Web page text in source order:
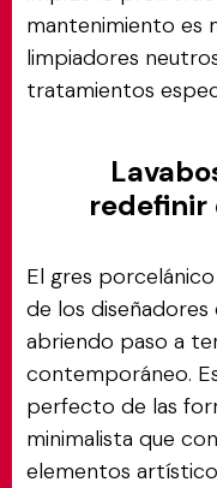
mantenimiento es
limpiadores
tratamientos
redefinir
El gres
de los
abriendo paso a
contemporáneo.
perfecto de las
minimalista que
elementos